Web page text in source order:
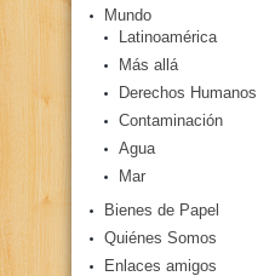
Mundo
Latinoamérica
Más allá
Derechos Humanos
Contaminación
Agua
Mar
Bienes de Papel
Quiénes Somos
Enlaces amigos